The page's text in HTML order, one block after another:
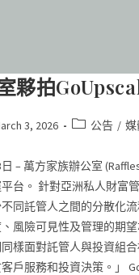
夥拍
3, 2026 公告 / 媒
– 萬方家族辦公室
台。 針對亞洲私人財富
同託管人之間的分散化
風險可見性及管理的期
樣面對託管人與投資組
戶服務和投資決策。」